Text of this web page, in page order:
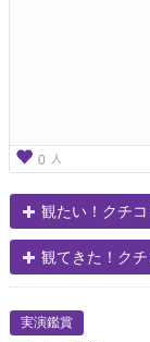
0 人
観たい！クチ
観てきた！ク
実演鑑賞